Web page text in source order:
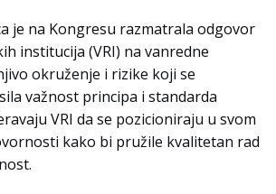
je na Kongresu razmatrala odgovor
institucija (VRI) na vanredne
okruženje i rizike koji se
važnost principa i standarda
VRI da se pozicioniraju u svom
kako bi pružile kvalitetan rad